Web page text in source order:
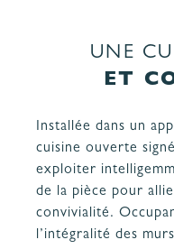
UNE
ET
Installée dans un
cuisine ouverte
exploiter
de la pièce pour
convivialité.
l’intégralité des